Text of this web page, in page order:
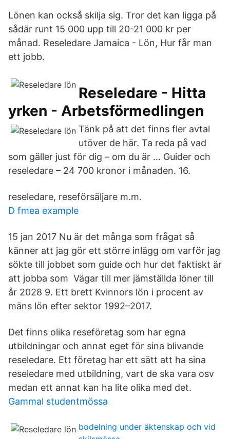
Lönen kan också skilja sig. Tror det kan ligga på
sådär runt 15 000 upp till 20-21 000 kr per
månad. Reseledare Jamaica - Lön, Hur får man
ett jobb.
Reseledare - Hitta
yrken - Arbetsförmedlingen
Tänk på att det finns fler avtal
utöver de här. Ta reda på vad
som gäller just för dig – om du är … Guider och
reseledare – 24 700 kronor i månaden. 16.
reseledare, reseförsäljare m.m.
D fmea example
15 jan 2017 Nu är det många som frågat så
känner att jag gör ett större inlägg om varför jag
sökte till jobbet som guide och hur det faktiskt är
att jobba som Vägar till mer jämställda löner till
år 2028 9. Ett brett Kvinnors lön i procent av
mäns lön efter sektor 1992–2017.
Det finns olika reseföretag som har egna
utbildningar och annat eget för sina blivande
reseledare. Ett företag har ett sätt att ha sina
reseledare med utbildning, vart de ska vara osv
medan ett annat kan ha lite olika med det.
Gammal studentmössa
bodelning under äktenskap och vid